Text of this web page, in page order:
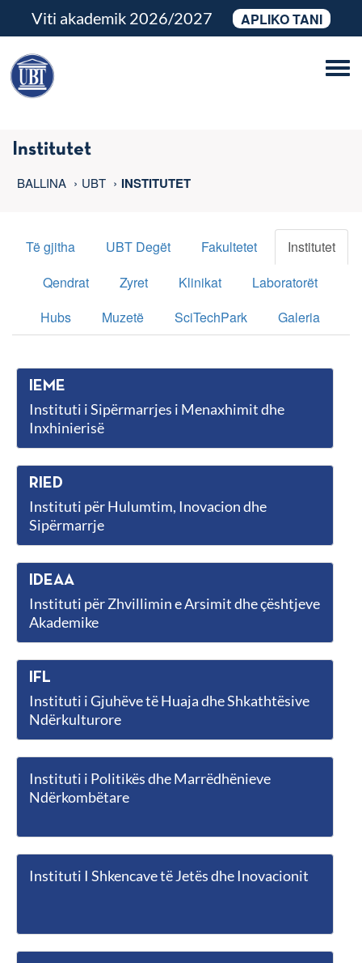
Viti akademik 2026/2027 APLIKO TANI
Institutet
BALLINA UBT INSTITUTET
Të gjitha UBT Degët Fakultetet
Institutet
Qendrat
Zyret Klinikat
Laboratorët
Hubs
Muzetë SciTechPark Galeria
IEME
Instituti i Sipërmarrjes i Menaxhimit dhe
Inxhinierisë
RIED
Instituti për Hulumtim, Inovacion dhe
Sipërmarrje
IDEAA
Instituti për Zhvillimin e Arsimit dhe çështjeve
Akademike
IFL
Instituti i Gjuhëve të Huaja dhe Shkathtësive
Ndërkulturore
Instituti i Politikës dhe Marrëdhënieve
Ndërkombëtare
Instituti I Shkencave të Jetës dhe Inovacionit